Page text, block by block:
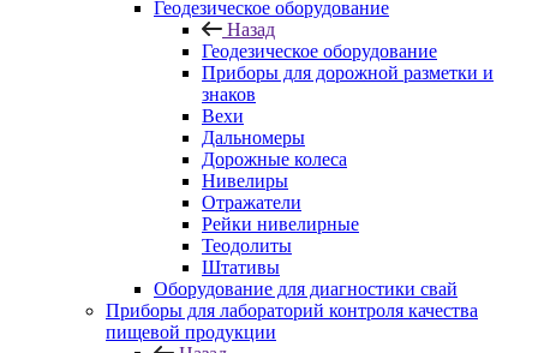
Геодезическое оборудование
Назад
Геодезическое оборудование
Приборы для дорожной разметки и
знаков
Вехи
Дальномеры
Дорожные колеса
Нивелиры
Отражатели
Рейки нивелирные
Теодолиты
Штативы
Оборудование для диагностики свай
Приборы для лабораторий контроля качества
пищевой продукции